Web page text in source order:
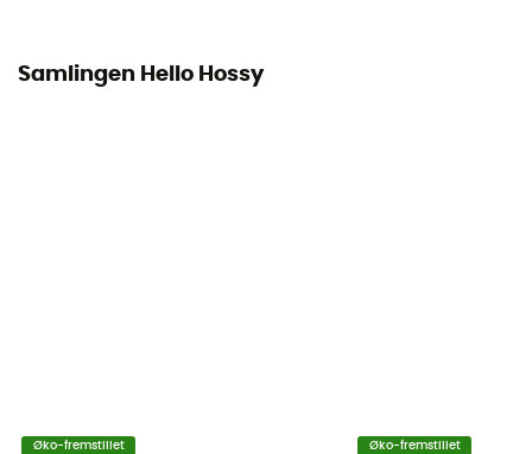
Samlingen Hello Hossy
Øko-fremstillet Øko-fremstillet